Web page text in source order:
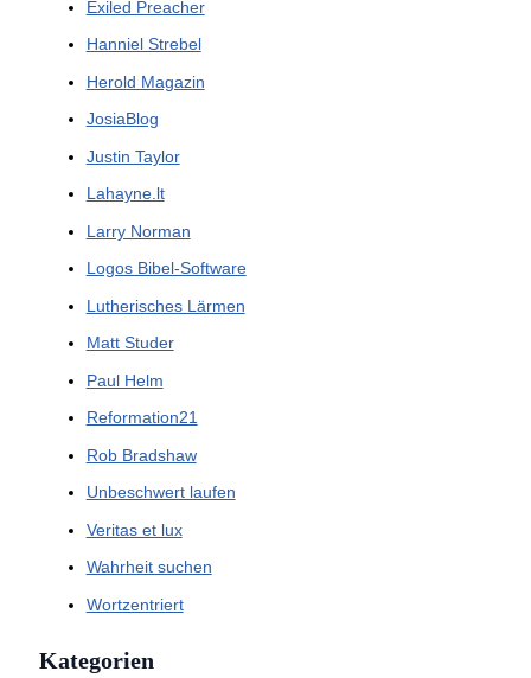
Exiled Preacher
Hanniel Strebel
Herold Magazin
JosiaBlog
Justin Taylor
Lahayne.lt
Larry Norman
Logos Bibel-Software
Lutherisches Lärmen
Matt Studer
Paul Helm
Reformation21
Rob Bradshaw
Unbeschwert laufen
Veritas et lux
Wahrheit suchen
Wortzentriert
Kategorien